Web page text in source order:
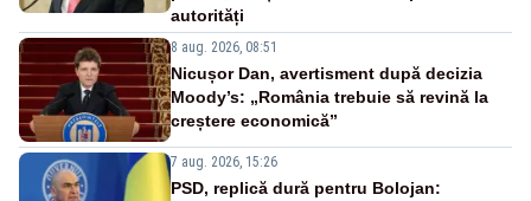
autorități
8 aug. 2026, 08:51
Nicușor Dan, avertisment după decizia
Moody’s: „România trebuie să revină la
creștere economică”
7 aug. 2026, 15:26
PSD, replică dură pentru Bolojan: